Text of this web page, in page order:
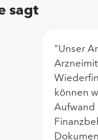
sagt
"Unser
können
Aufwand